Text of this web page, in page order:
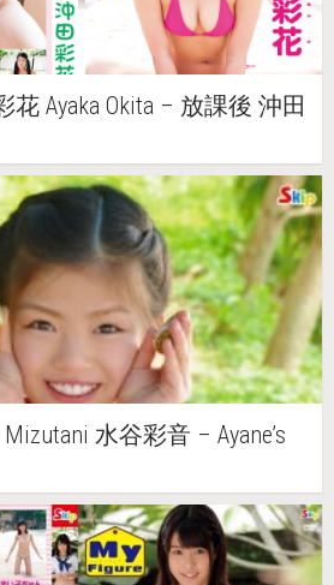
花 Ayaka Okita – 放課後 沖田
Mizutani 水谷彩音 – Ayane’s